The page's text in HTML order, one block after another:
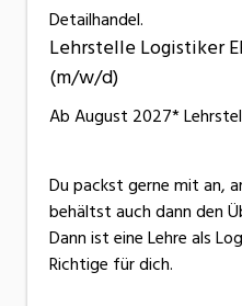
Detailhandel.
Lehrstelle Logistiker
(m/w/d)
Ab August 2027*
Du packst gerne mit an,
behältst auch dann den
Dann ist eine Lehre als
Richtige für dich.